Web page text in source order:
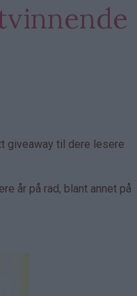
giveaway til dere lesere
år på rad, blant annet på